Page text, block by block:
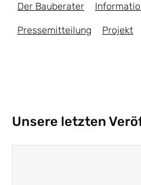
Der Bauberater
Pressemitteilung Projekt
Unsere letzten